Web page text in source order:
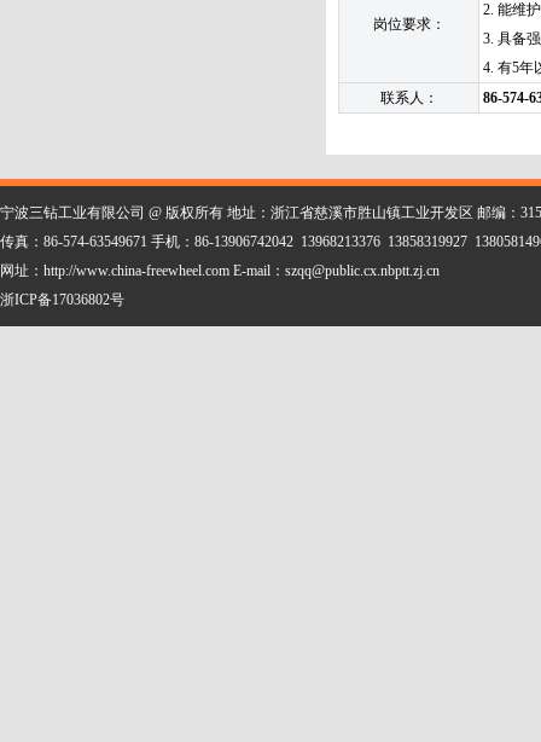
岗位要求：
2. 能维
3. 具备
4. 有5年
联系人：
86-574-
宁波三钻工业有限公司 @ 版权所有 地址：浙江省慈溪市胜山镇工业开发区 邮编：
传真：86-574-63549671 手机：86-13906742042 13968213376 13858319927
网址：http://www.china-freewheel.com E-mail：szqq@public.cx.nbptt.zj.cn
浙ICP备17036802号